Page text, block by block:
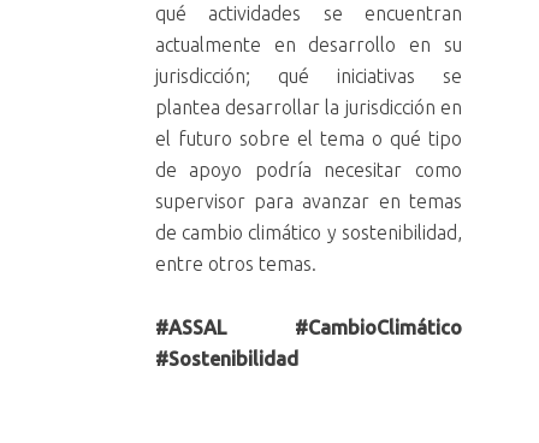
qué actividades se encuentran
actualmente en desarrollo en su
jurisdicción; qué iniciativas se
plantea desarrollar la jurisdicción en
el futuro sobre el tema o qué tipo
de apoyo podría necesitar como
supervisor para avanzar en temas
de cambio climático y sostenibilidad,
entre otros temas.
#ASSAL
#CambioClimático
#Sostenibilidad